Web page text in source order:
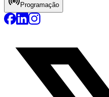
Programação